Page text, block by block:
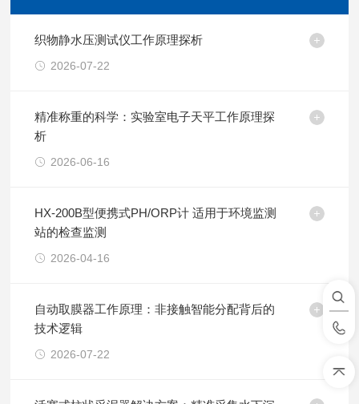
织物静水压测试仪工作原理探析
2026-07-22
精准称重的科学：实验室电子天平工作原理探
析
2026-06-16
HX-200B型便携式PH/ORP计 适用于环境监测
站的检查监测
2026-04-16
自动取膜器工作原理：非接触智能分配背后的
技术逻辑
2026-07-22